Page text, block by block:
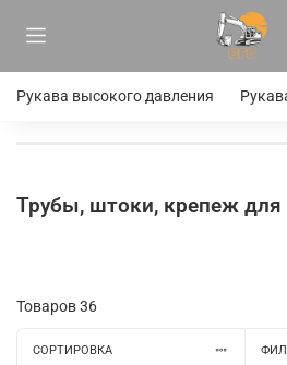
Рукава высокого давления
Трубы, штоки, крепеж для
Товаров36
СОРТИРОВКА